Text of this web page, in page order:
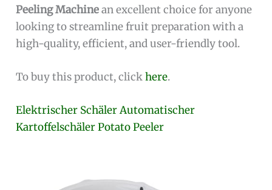
Peeling Machinean excellent choice for anyone
looking to streamline fruit preparation with a
high-quality, efficient, and user-friendly tool.
To buy this product, clickhere.
Elektrischer Schäler Automatischer
Kartoffelschäler Potato Peeler